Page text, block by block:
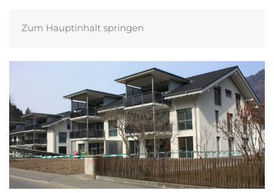
Zum Hauptinhalt springen